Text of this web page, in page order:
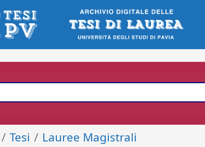
Tesi Lauree Magistrali